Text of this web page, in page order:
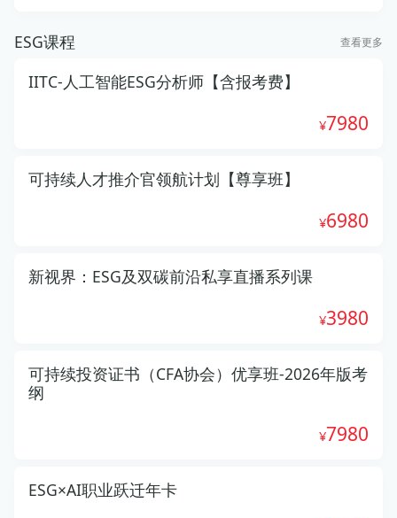
ESG课程 查看更多
IITC-人工智能ESG分析师【含报考费】
7980
可持续人才推介官领航计划【尊享班】
6980
新视界：ESG及双碳前沿私享直播系列课
3980
可持续投资证书（CFA协会）优享班-2026年版考
纲
7980
ESG×AI职业跃迁年卡